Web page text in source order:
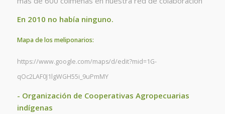
En 2010 no había ninguno.
Mapa de los meliponarios:
https://www.google.com/maps/d/edit?mid=1G-
qOc2LAF0J1lgWGH55i_9uPmMY
- Organización de Cooperativas Agropecuarias
indígenas